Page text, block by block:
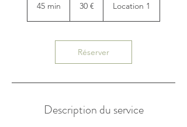
45 min
i
30 € Location 1
Réserver
Description du service